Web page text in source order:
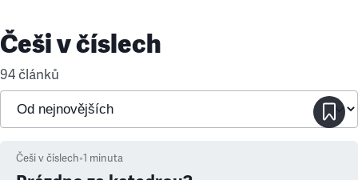
Češi v číslech
94 článků
Češi v číslech•1 minuta